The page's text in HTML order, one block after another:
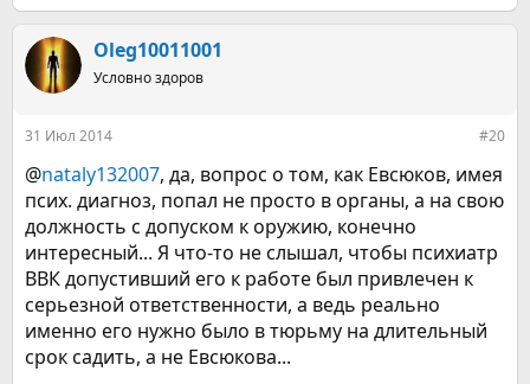
Oleg10011001
Условно здоров
31 Июл 2014 #20
@nataly132007, да, вопрос о том, как Евсюков, имея
псих. диагноз, попал не просто в органы, а на свою
должность с допуском к оружию, конечно
интересный... Я что-то не слышал, чтобы психиатр
ВВК допустивший его к работе был привлечен к
серьезной ответственности, а ведь реально
именно его нужно было в тюрьму на длительный
срок садить, а не Евсюкова...